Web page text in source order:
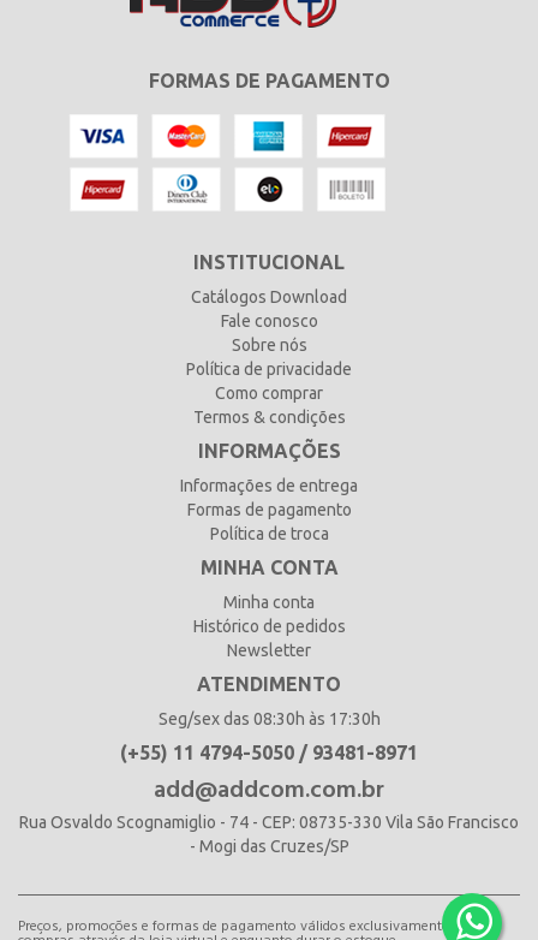
FORMAS DE PAGAMENTO
INSTITUCIONAL
Catálogos Download
Fale conosco
Sobre nós
Política de privacidade
Como comprar
Termos & condições
INFORMAÇÕES
Informações de entrega
Formas de pagamento
Política de troca
MINHA CONTA
Minha conta
Histórico de pedidos
Newsletter
ATENDIMENTO
Seg/sex das 08:30h às 17:30h
(+55) 11 4794-5050 / 93481-8971
add@addcom.com.br
Rua Osvaldo Scognamiglio - 74 - CEP: 08735-330 Vila São Francisco
- Mogi das Cruzes/SP
Preços, promoções e formas de pagamento válidos exclusivamente para